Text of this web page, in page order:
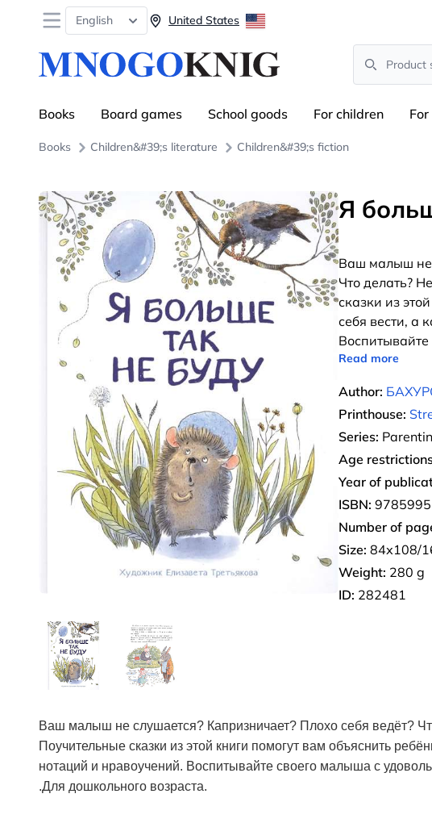
Open menu
English United States
Search
Books Board games School goods For children
Books Children&#39;s literature Children&#39;s fiction
Я
Ваш малыш не
Что делать?
сказки из
себя вести, а
Read more
Author:
Printhouse:
Series:
Age
Year of
ISBN:
Number of
Size: 84х108/
Weight: 280 g
ID: 282481
Ваш малыш не слушается? Капризничает? Плохо себя ведёт?
Поучительные сказки из этой книги помогут вам объяснить
нотаций и нравоучений. Воспитывайте своего малыша с
.Для дошкольного возраста.